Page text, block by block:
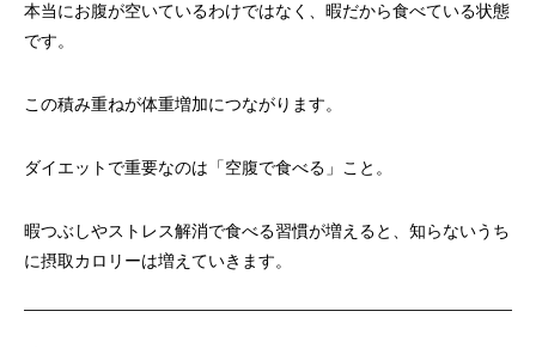
本当にお腹が空いているわけではなく、暇だから食べている状態
です。
この積み重ねが体重増加につながります。
ダイエットで重要なのは「空腹で食べる」こと。
暇つぶしやストレス解消で食べる習慣が増えると、知らないうち
に摂取カロリーは増えていきます。